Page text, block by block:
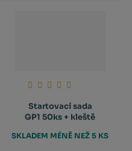
Startovací sada
GP1 50ks + kleště
SKLADEM MÉNĚ NEŽ 5 KS